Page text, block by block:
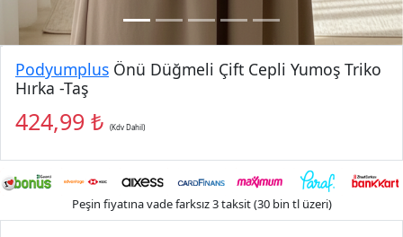
Podyumplus Önü Düğmeli Çift Cepli Yumoş Triko
Hırka -Taş
424,99 ₺ (Kdv Dahil)
Peşin fiyatına vade farksız 3 taksit (30 bin tl üzeri)